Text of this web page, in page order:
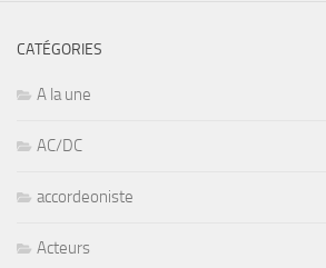
CATÉGORIES
A la une
AC/DC
accordeoniste
Acteurs